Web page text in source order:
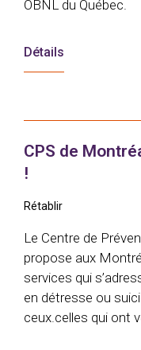
OBNL du Québec.
Détails
CPS de
!
Rétablir
Le Centre de
propose aux
services qui
en détresse ou
ceux.celles qui ont